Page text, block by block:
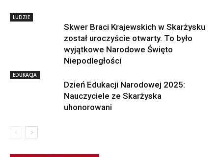
LUDZIE
Skwer Braci Krajewskich w Skarżysku
został uroczyście otwarty. To było
wyjątkowe Narodowe Święto
Niepodległości
EDUKACJA
Dzień Edukacji Narodowej 2025:
Nauczyciele ze Skarżyska
uhonorowani